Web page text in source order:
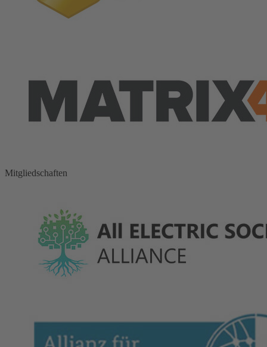
Mitgliedschaften